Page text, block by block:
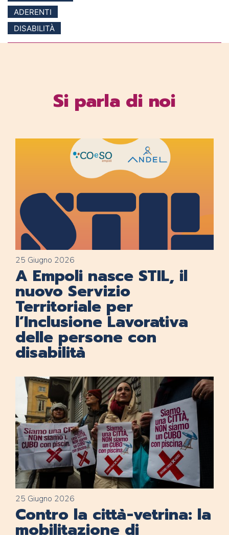
ADERENTI
DISABILITÀ
Si parla di noi
25 Giugno 2026
A Empoli nasce STIL, il
nuovo Servizio
Territoriale per
l’Inclusione Lavorativa
delle persone con
disabilità
25 Giugno 2026
Contro la città-vetrina: la
mobilitazione di